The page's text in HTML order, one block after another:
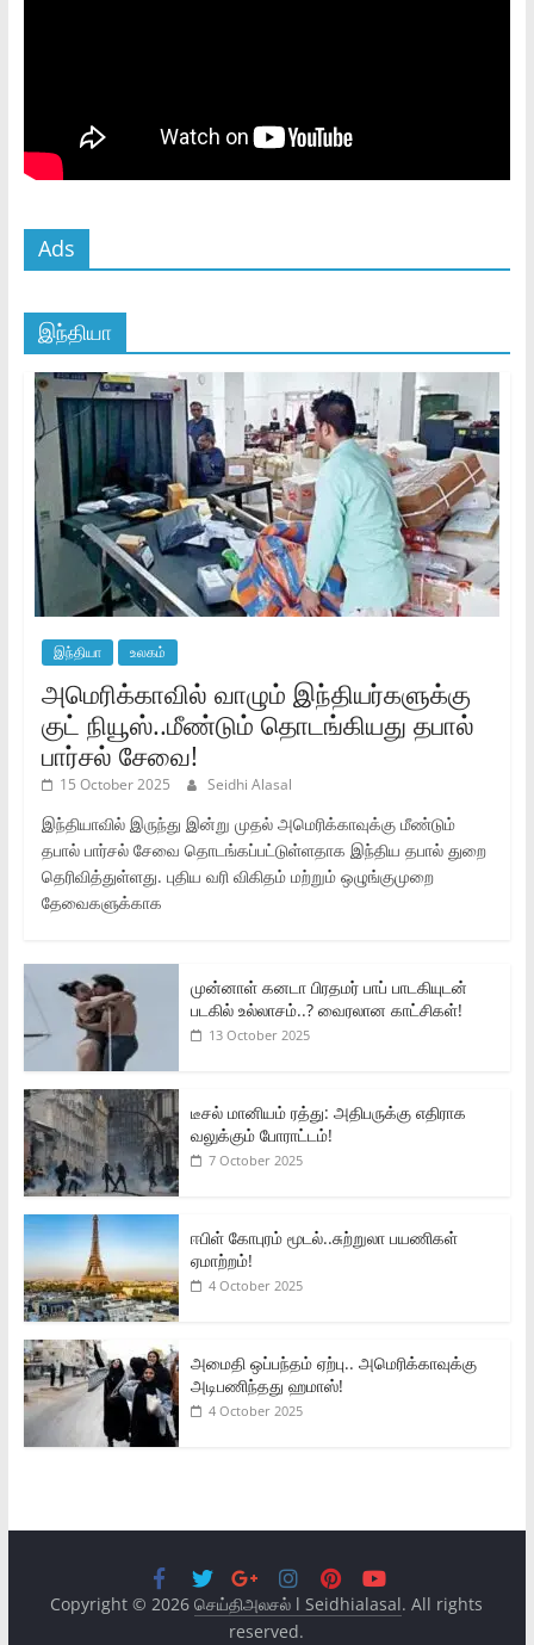
Ads
இந்தியா
இந்தியா உலகம்
அமெரிக்காவில் வாழும் இந்தியர்களுக்கு
குட் நியூஸ்..மீண்டும் தொடங்கியது தபால்
பார்சல் சேவை!
15 October 2025 Seidhi Alasal
இந்தியாவில் இருந்து இன்று முதல் அமெரிக்காவுக்கு மீண்டும்
தபால் பார்சல் சேவை தொடங்கப்பட்டுள்ளதாக இந்திய தபால் துறை
தெரிவித்துள்ளது. புதிய வரி விகிதம் மற்றும் ஒழுங்குமுறை
தேவைகளுக்காக
முன்னாள் கனடா பிரதமர் பாப் பாடகியுடன்
படகில் உல்லாசம்..? வைரலான காட்சிகள்!
13 October 2025
டீசல் மானியம் ரத்து: அதிபருக்கு எதிராக
வலுக்கும் போராட்டம்!
7 October 2025
ஈபிள் கோபுரம் மூடல்..சுற்றுலா பயணிகள்
ஏமாற்றம்!
4 October 2025
அமைதி ஒப்பந்தம் ஏற்பு.. அமெரிக்காவுக்கு
அடிபணிந்தது ஹமாஸ்!
4 October 2025
Copyright © 2026செய்திஅலசல் l Seidhialasal. All rights
reserved.